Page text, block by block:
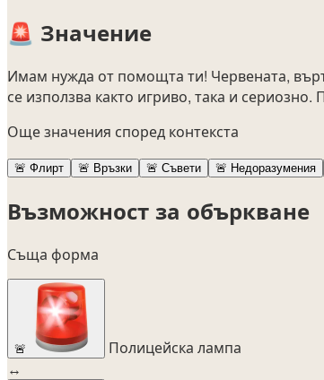
🚨 Значение
Имам нужда от помощта ти! Червената,
се използва както игриво, така и
Още значения според контекста
🚨 Флирт 🚨 Връзки 🚨 Съвети 🚨 Недоразумения
Възможност за объркване
Съща форма
🚨
Полицейска лампа
↔